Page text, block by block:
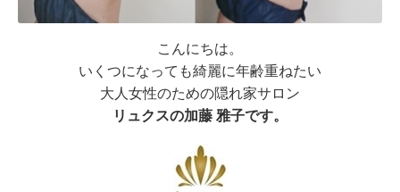
こんにちは。
いくつになっても綺麗に年齢重ねたい
大人女性のための隠れ家サロン
リュクスの加藤 雅子です。